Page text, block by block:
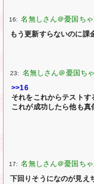
16:
もう更新すらないのに課
23:
>>16
それをこれからテストす
これが成功したら他も真
17:
下回りそうになのが見え